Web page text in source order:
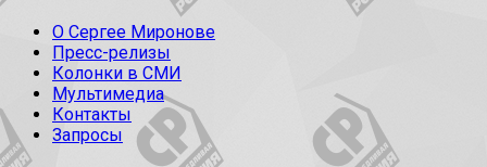
О Сергее Миронове
Пресс-релизы
Колонки в СМИ
Мультимедиа
Контакты
Запросы